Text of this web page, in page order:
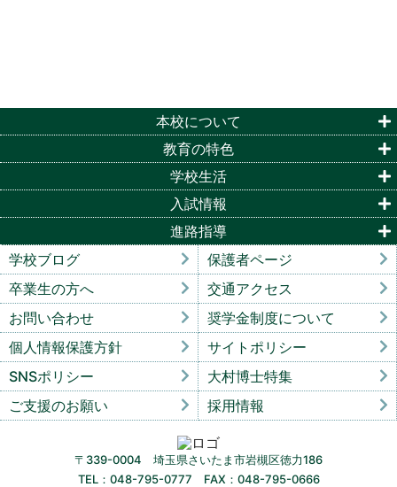
〒339-0004 埼玉県さいたま市岩槻区徳力186
TEL：048-795-0777 FAX：048-795-0666
本校について
教育の特色
学校生活
入試情報
進路指導
学校ブログ
保護者ページ
卒業生の方へ
交通アクセス
お問い合わせ
奨学金制度について
個人情報保護方針
サイトポリシー
SNSポリシー
大村博士特集
ご支援のお願い
採用情報